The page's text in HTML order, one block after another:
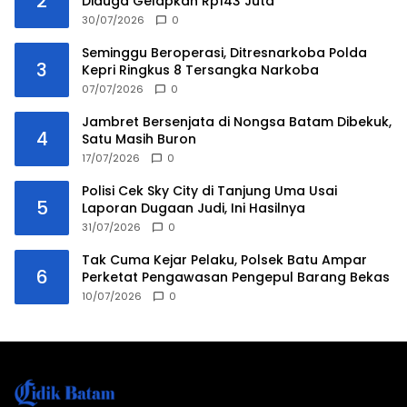
30/07/2026 0
3
Seminggu Beroperasi, Ditresnarkoba Polda
Kepri Ringkus 8 Tersangka Narkoba
07/07/2026 0
4
Jambret Bersenjata di Nongsa Batam Dibekuk,
Satu Masih Buron
17/07/2026 0
5
Polisi Cek Sky City di Tanjung Uma Usai
Laporan Dugaan Judi, Ini Hasilnya
31/07/2026 0
6
Tak Cuma Kejar Pelaku, Polsek Batu Ampar
Perketat Pengawasan Pengepul Barang Bekas
10/07/2026 0